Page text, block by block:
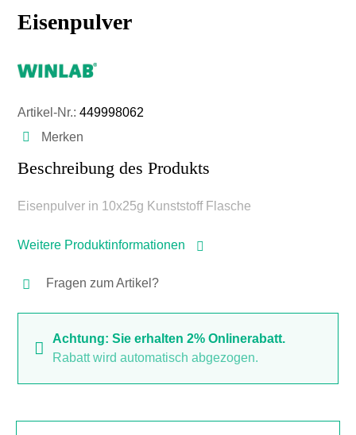
Eisenpulver
Artikel-Nr.: 449998062
Merken
Beschreibung des Produkts
Eisenpulver in 10x25g Kunststoff Flasche
Weitere Produktinformationen
Fragen zum Artikel?
Achtung: Sie erhalten 2% Onlinerabatt.
Rabatt wird automatisch abgezogen.